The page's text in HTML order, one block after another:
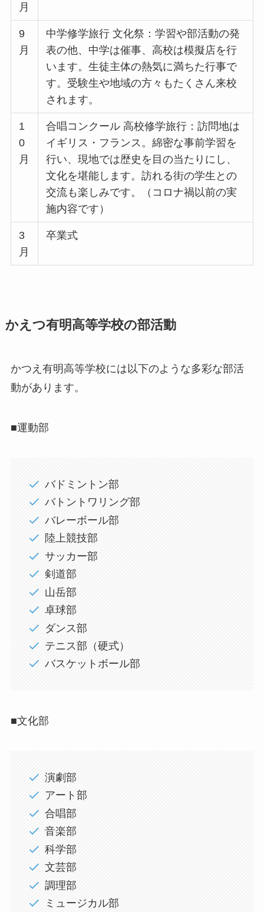
月
9
月
中学修学旅行 文化祭：学習や部活動の発
表の他、中学は催事、高校は模擬店を行
います。生徒主体の熱気に満ちた行事で
す。受験生や地域の方々もたくさん来校
されます。
1
0
月
合唱コンクール 高校修学旅行：訪問地は
イギリス・フランス。綿密な事前学習を
行い、現地では歴史を目の当たりにし、
文化を堪能します。訪れる街の学生との
交流も楽しみです。（コロナ禍以前の実
施内容です）
3
月
卒業式
かえつ有明高等学校の部活動
かつえ有明高等学校には以下のような多彩な部活
動があります。
■運動部
バドミントン部
バトントワリング部
バレーボール部
陸上競技部
サッカー部
剣道部
山岳部
卓球部
ダンス部
テニス部（硬式）
バスケットボール部
■文化部
演劇部
アート部
合唱部
音楽部
科学部
文芸部
調理部
ミュージカル部